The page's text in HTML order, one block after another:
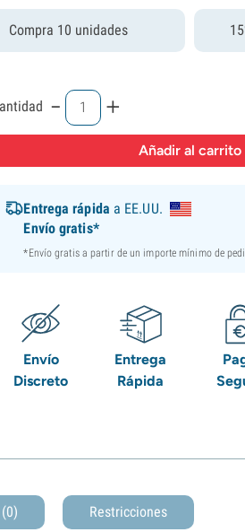
Compra 10 unidades
- +
Entrega rápida a EE.UU.
Envío gratis*
*Envío gratis a partir de un importe mínimo de
Envío
Discreto
Entrega
Rápida
(0) Restricciones